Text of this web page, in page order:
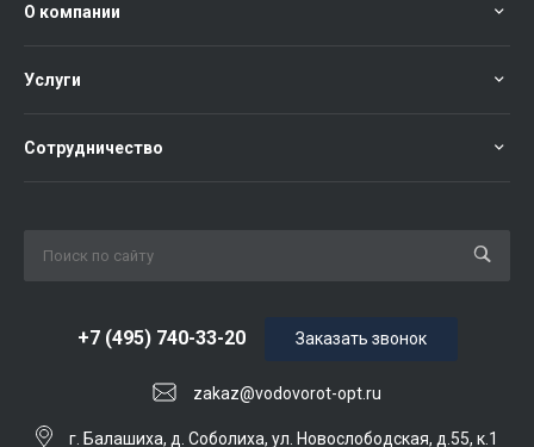
О компании
Услуги
Сотрудничество
+7 (495) 740-33-20
zakaz@vodovorot-opt.ru
Заказать звонок
г. Балашиха, д. Соболиха, ул. Новослободская, д.55, к.1